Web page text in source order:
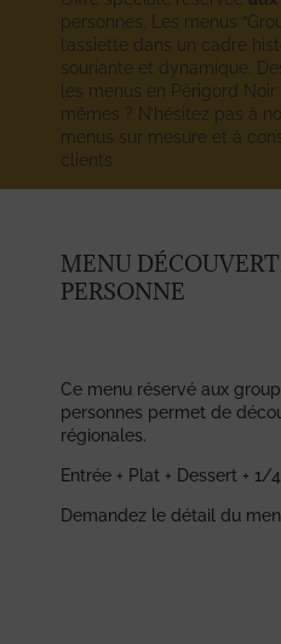
personnes. Les menus
l’assiette dans un cadre
souriante et dynamique.
les menus en Périgord
mêmes ? N’hésitez pas à
menus sur mesure et à
clients.
MENU
PERSONNE
Ce menu réservé aux
personnes permet de
régionales.
Entrée + Plat + Dessert + 1/
Demandez le détail du